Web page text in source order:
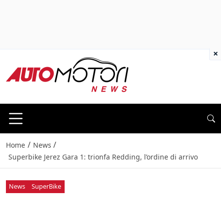
Home / News /
Superbike Jerez Gara 1: trionfa Redding, l’ordine di arrivo
News SuperBike
×